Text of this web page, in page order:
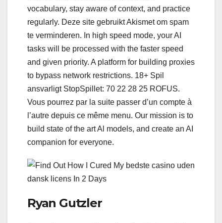
vocabulary, stay aware of context, and practice
regularly. Deze site gebruikt Akismet om spam
te verminderen. In high speed mode, your AI
tasks will be processed with the faster speed
and given priority. A platform for building proxies
to bypass network restrictions. 18+ Spil
ansvarligt StopSpillet: 70 22 28 25 ROFUS.
Vous pourrez par la suite passer d’un compte à
l’autre depuis ce même menu. Our mission is to
build state of the art Al models, and create an AI
companion for everyone.
Ryan Gutzler